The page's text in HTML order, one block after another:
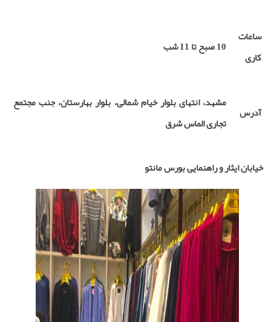
ساعات
کاری
10 صبح تا 11 شب
آدرس
مشهد، انتهای بلوار خیام شمالی، بلوار بهارستان، جنب مجتمع
تجاری الماس شرق
خیابان ایثار و راهنمایی بورس مانتو